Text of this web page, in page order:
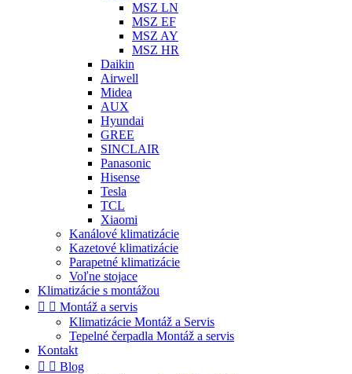
MSZ LN
MSZ EF
MSZ AY
MSZ HR
Daikin
Airwell
Midea
AUX
Hyundai
GREE
SINCLAIR
Panasonic
Hisense
Tesla
TCL
Xiaomi
Kanálové klimatizácie
Kazetové klimatizácie
Parapetné klimatizácie
Voľne stojace
Klimatizácie s montážou
  Montáž a servis
Klimatizácie Montáž a Servis
Tepelné čerpadla Montáž a servis
Kontakt
  Blog